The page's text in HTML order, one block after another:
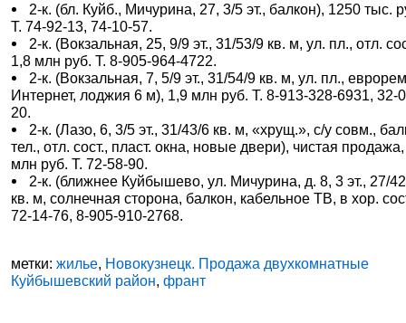
2-к. (бл. Куйб., Мичурина, 27, 3/5 эт., балкон), 1250 тыс.
Т. 74-92-13, 74-10-57.
2-к. (Вокзальная, 25, 9/9 эт., 31/53/9 кв. м, ул. пл., отл.
1,8 млн руб. Т. 8-905-964-4722.
2-к. (Вокзальная, 7, 5/9 эт., 31/54/9 кв. м, ул. пл.,
Интернет, лоджия 6 м), 1,9 млн руб. Т. 8-913-328-6931, 32-
20.
2-к. (Лазо, 6, 3/5 эт., 31/43/6 кв. м, «хрущ.», с/у совм.,
тел., отл. сост., пласт. окна, новые двери), чистая
млн руб. Т. 72-58-90.
2-к. (ближнее Куйбышево, ул. Мичурина, д. 8, 3 эт., 27/
кв. м, солнечная сторона, балкон, кабельное ТВ, в хор.
72-14-76, 8-905-910-2768.
метки:жилье, Новокузнецк. Продажа двухкомнатные
Куйбышевский район,франт